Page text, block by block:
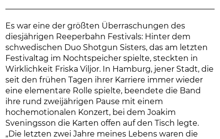
Es war eine der größten Überraschungen des
diesjährigen Reeperbahn Festivals: Hinter dem
schwedischen Duo Shotgun Sisters, das am letzten
Festivaltag im Nochtspeicher spielte, steckten in
Wirklichkeit Friska Viljor. In Hamburg, jener Stadt, die
seit den frühen Tagen ihrer Karriere immer wieder
eine elementare Rolle spielte, beendete die Band
ihre rund zweijährigen Pause mit einem
hochemotionalen Konzert, bei dem Joakim
Sveningsson die Karten offen auf den Tisch legte.
„Die letzten zwei Jahre meines Lebens waren die